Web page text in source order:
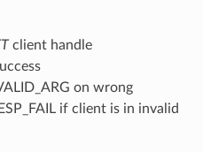
client handle
on wrong
if client is in invalid